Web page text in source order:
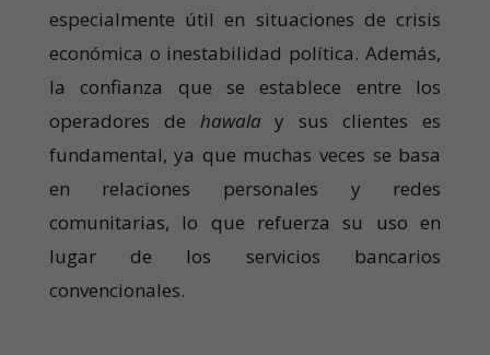
especialmente útil en situaciones de crisis
económica o inestabilidad política. Además,
la confianza que se establece entre los
operadores de hawala y sus clientes es
fundamental, ya que muchas veces se basa
en relaciones personales y redes
comunitarias, lo que refuerza su uso en
lugar de los servicios bancarios
convencionales.